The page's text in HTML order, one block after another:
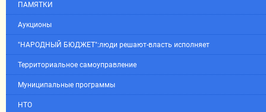
ПАМЯТКИ
Аукционы
"НАРОДНЫЙ БЮДЖЕТ":люди решают-власть исполняет
Территориальное самоуправление
Муниципальные программы
НТО